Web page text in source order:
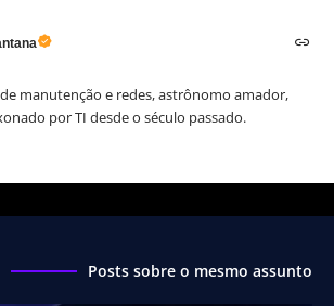
manutenção e redes, astrônomo amador,
por TI desde o século passado.
Posts sobre o mesmo assunto